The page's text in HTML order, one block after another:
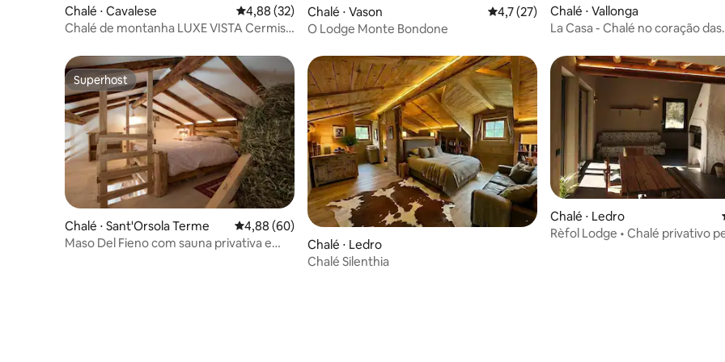
Chalé ⋅ Cavalese 4,88 de uma avaliação média de 5, 32 avaliações
4,88 (32)
Chalé de montanha LUXE VISTA Cermis -
Chalé ⋅ Vason 4,7 de uma avaliação média de 5, 27
4,7 (27)
O Lodge Monte Bondone
Chalé ⋅ Vallonga
La Casa - Chalé no coração das
Superhost
Superhost
Chalé ⋅ Sant'Orsola Terme 4,88 de uma avaliação média de 5, 60 avaliações
4,88 (60)
Maso Del Fieno com sauna privativa e
Chalé ⋅ Ledro
Chalé Silenthia
Chalé ⋅ Ledro
Rèfol Lodge • Chalé privativo